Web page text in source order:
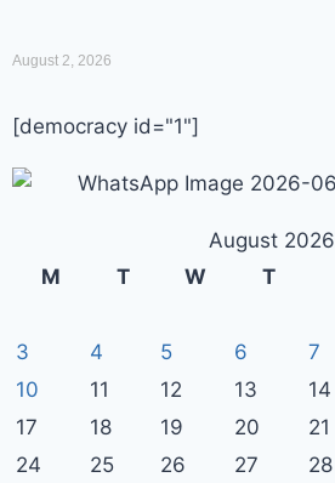
August 2, 2026
[democracy id="1"]
August 2026
M
T W T
3
4 5 6 7
10
11 12 13 14
17
18 19 20 21
24
25 26 27 28